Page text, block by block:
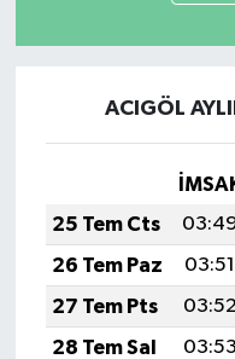
ACIGÖL
25 Tem Cts
26 Tem Paz
03:51
27 Tem Pts
03:52
28 Tem Sal
03:53